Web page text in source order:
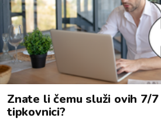
Znate li čemu služi ovih 7/7
tipkovnici?